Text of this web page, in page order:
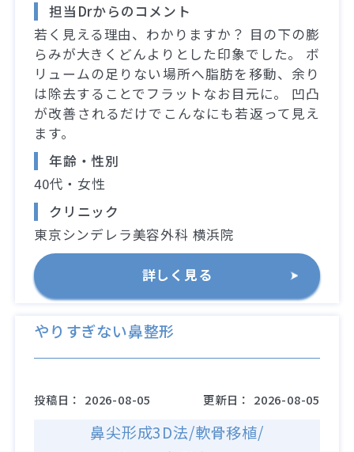
担当Drからのコメント
若く見える理由、わかりますか？ 目の下の膨
らみが大きくどんよりとした印象でした。 ボ
リュームの足りない場所へ脂肪を移動、余り
は除去することでフラットなお目元に。 凹凸
が改善されるだけでこんなにも若返って見え
ます。
年齢・性別
40代・女性
クリニック
東京シンデレラ美容外科 横浜院
詳しく見る
やりすぎない鼻整形
投稿日： 2026-08-05 更新日： 2026-08-05
鼻尖形成3D法/軟骨移植/